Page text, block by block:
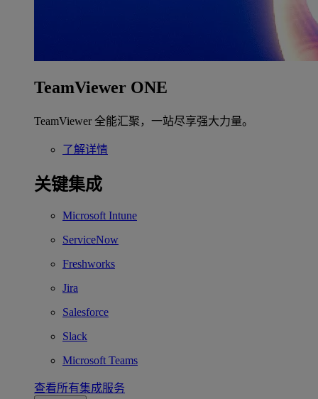
TeamViewer ONE
TeamViewer 全能汇聚，一站尽享强大力量。
了解详情
关键集成
Microsoft Intune
ServiceNow
Freshworks
Jira
Salesforce
Slack
Microsoft Teams
查看所有集成服务